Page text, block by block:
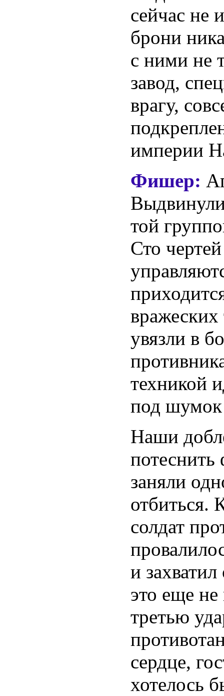
сейчас не
брони
с ними не
завод,
врагу,
империи
Фишер:
той
Сто
увязли в
техникой
под шумок
Наши
заняли
отбиться.
солдат
и
это еще не
третью
сердце,
хотелось